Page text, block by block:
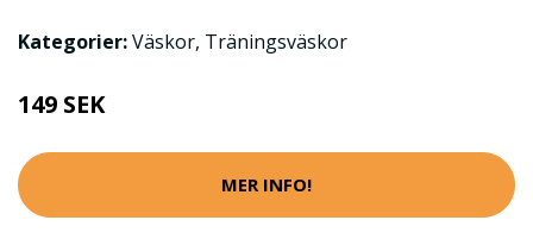
Kategorier:Väskor, Träningsväskor
149 SEK
MER INFO!